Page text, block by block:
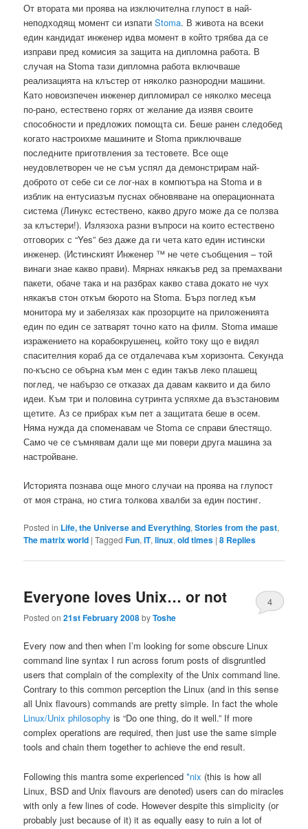
От втората ми проява на изключителна глупост в най-
неподходящ момент си изпатиStoma. В живота на всеки
един кандидат инженер идва момент в който трябва да се
изправи пред комисия за защита на дипломна работа. В
случая на Stoma тази дипломна работа включваше
реализацията на клъстер от няколко разнородни машини.
Като новоизпечен инженер дипломирал се няколко месеца
по-рано, естествено горях от желание да изявя своите
способности и предложих помощта си. Беше ранен следобед
когато настроихме машините и Stoma приключваше
последните приготвления за тестовете. Все още
неудовлетворен че не съм успял да демонстрирам най-
доброто от себе си се лог-нах в компютъра на Stoma и в
изблик на ентусиазъм пуснах обновяване на операционната
система (Линукс естествено, какво друго може да се ползва
за клъстери!). Излязоха разни въпроси на които естествено
отговорих с “Yes” без даже да ги чета като един истински
инженер. (Истинският Инженер ™ не чете съобщения – той
винаги знае какво прави). Мярнах някакъв ред за премахвани
пакети, обаче така и на разбрах какво става докато не чух
някакъв стон откъм бюрото на Stoma. Бърз поглед към
монитора му и забелязах как прозорците на приложенията
един по един се затварят точно като на филм. Stoma имаше
изражението на корабокрушенец, който току що е видял
спасителния кораб да се отдалечава към хоризонта. Секунда
по-късно се обърна към мен с един такъв леко плашещ
поглед, че набързо се отказах да давам каквито и да било
идеи. Към три и половина сутринта успяхме да възстановим
щетите. Аз се прибрах към пет а защитата беше в осем.
Няма нужда да споменавам че Stoma се справи блестящо.
Само че се съмнявам дали ще ми повери друга машина за
настройване.
Историята познава още много случаи на проява на глупост
от моя страна, но стига толкова хвалби за един постинг.
Posted in Life, the Universe and Everything,Stories from the past,
The matrix world |Tagged Fun,IT,linux,old times |8 Replies
Everyone loves Unix… or not
Posted on21st February 2008byToshe
4
Every now and then when I’m looking for some obscure Linux
command line syntax I run across forum posts of disgruntled
users that complain of the complexity of the Unix command line.
Contrary to this common perception the Linux (and in this sense
all Unix flavours) commands are pretty simple. In fact the whole
Linux/Unix philosophy is “Do one thing, do it well.” If more
complex operations are required, then just use the same simple
tools and chain them together to achieve the end result.
Following this mantra some experienced*nix (this is how all
Linux, BSD and Unix flavours are denoted) users can do miracles
with only a few lines of code. However despite this simplicity (or
probably just because of it) it as equally easy to ruin a lot of